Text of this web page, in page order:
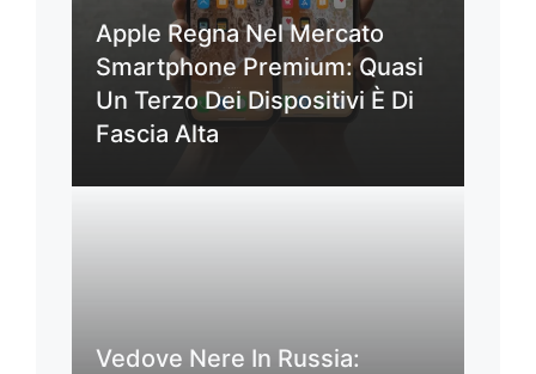
Apple Regna Nel Mercato
Smartphone Premium: Quasi
Un Terzo Dei Dispositivi È Di
Fascia Alta
Vedove Nere In Russia: